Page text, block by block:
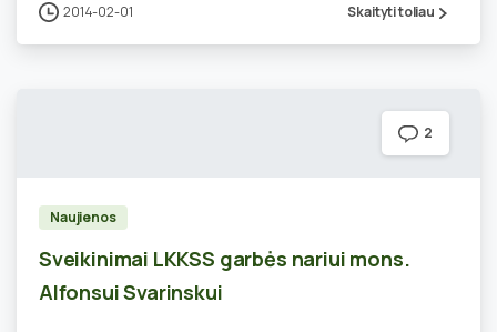
2014-02-01 Skaityti toliau
2
Naujienos
Sveikinimai LKKSS garbės nariui mons.
Alfonsui Svarinskui